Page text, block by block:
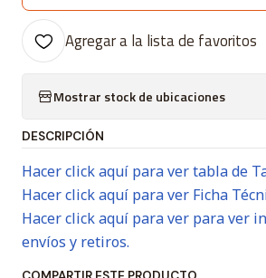
Agregar a la lista de favoritos
Mostrar stock de ubicaciones
DESCRIPCIÓN
Hacer click aquí para ver tabla de
Hacer click aquí para ver Ficha
Hacer click aquí para ver para ver
envíos y retiros.